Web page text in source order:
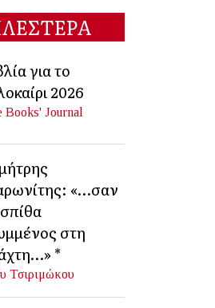
για το
2026
Books' Journal
«…σαν
στη
*
Τσιριμώκου